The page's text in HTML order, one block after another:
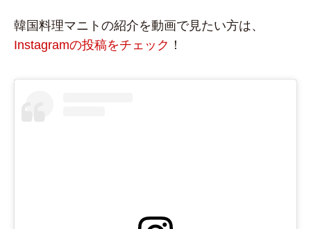
韓国料理マニトの紹介を動画で見たい方は、
Instagramの投稿をチェック ！